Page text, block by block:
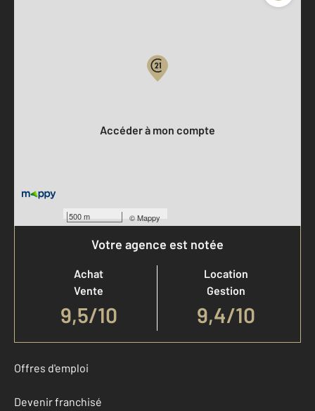
500 m ©Mappy
Accéder à mon compte
Votre agence est notée
Achat
Vente
9,5/10
Location
Gestion
9,4/10
Offres d'emploi
Devenir franchisé